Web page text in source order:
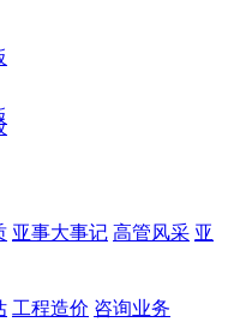
亚事大事记 高管风采 亚
工程造价 咨询业务